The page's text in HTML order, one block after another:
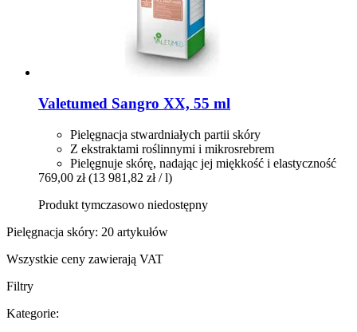
Valetumed Sangro XX, 55 ml
Pielęgnacja stwardniałych partii skóry
Z ekstraktami roślinnymi i mikrosrebrem
Pielęgnuje skórę, nadając jej miękkość i elastyczność
769,00 zł (13 981,82 zł / l)
Produkt tymczasowo niedostępny
Pielęgnacja skóry: 20 artykułów
Wszystkie ceny zawierają VAT
Filtry
Kategorie: